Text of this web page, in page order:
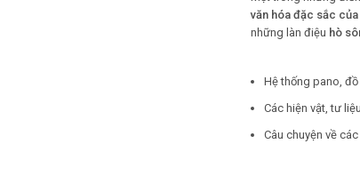
văn hóa đặc sắc
những làn điệu hò
Hệ thống pano,
Các hiện vật, tư
Câu chuyện về